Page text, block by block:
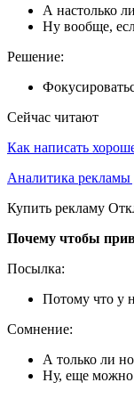
А настолько
Ну вообще,
Решение:
Сейчас читают
Как написать
Аналитика рекламы
Купить рекламу
Почему чтобы
Посылка:
Потому что у
Сомнение:
А только ли
Ну, еще можно